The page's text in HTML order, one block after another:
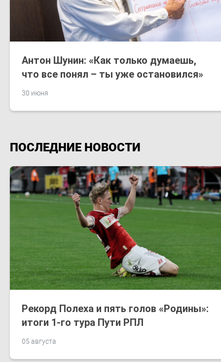
30 июня
Антон Шунин: «Как только думаешь,
что все понял – ты уже остановился»
ПОСЛЕДНИЕ НОВОСТИ
05 августа
Рекорд Полеха и пять голов «Родины»:
итоги 1-го тура Пути РПЛ